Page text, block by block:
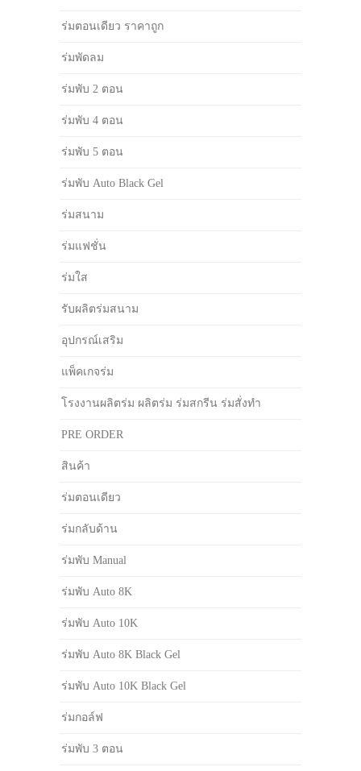
ร่มตอนเดียว ราคาถูก
ร่มพัดลม
ร่มพับ 2 ตอน
ร่มพับ 4 ตอน
ร่มพับ 5 ตอน
ร่มพับ Auto Black Gel
ร่มสนาม
ร่มแฟชั่น
ร่มใส
รับผลิตร่มสนาม
อุปกรณ์เสริม
แพ็คเกจร่ม
โรงงานผลิตร่ม ผลิตร่ม ร่มสกรีน ร่มสั่งทำ
PRE ORDER
สินค้า
ร่มตอนเดียว
ร่มกลับด้าน
ร่มพับ Manual
ร่มพับ Auto 8K
ร่มพับ Auto 10K
ร่มพับ Auto 8K Black Gel
ร่มพับ Auto 10K Black Gel
ร่มกอล์ฟ
ร่มพับ 3 ตอน